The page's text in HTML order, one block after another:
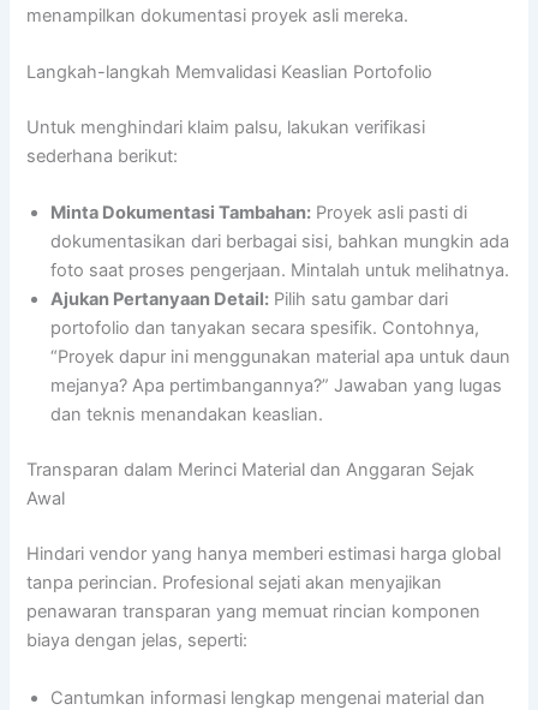
menampilkan dokumentasi proyek asli mereka.
Langkah-langkah Memvalidasi Keaslian Portofolio
Untuk menghindari klaim palsu, lakukan verifikasi
sederhana berikut:
Minta Dokumentasi Tambahan: Proyek asli pasti di
dokumentasikan dari berbagai sisi, bahkan mungkin ada
foto saat proses pengerjaan. Mintalah untuk melihatnya.
Ajukan Pertanyaan Detail: Pilih satu gambar dari
portofolio dan tanyakan secara spesifik. Contohnya,
“Proyek dapur ini menggunakan material apa untuk daun
mejanya? Apa pertimbangannya?” Jawaban yang lugas
dan teknis menandakan keaslian.
Transparan dalam Merinci Material dan Anggaran Sejak
Awal
Hindari vendor yang hanya memberi estimasi harga global
tanpa perincian. Profesional sejati akan menyajikan
penawaran transparan yang memuat rincian komponen
biaya dengan jelas, seperti:
Cantumkan informasi lengkap mengenai material dan